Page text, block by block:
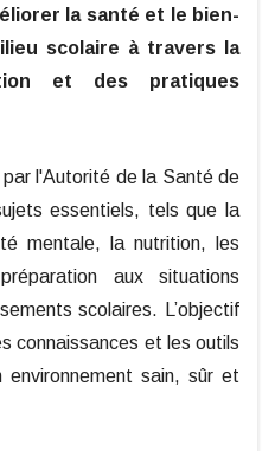
la santé et le bien-
scolaire à travers la
et des pratiques
par l'Autorité de la Santé de
essentiels, tels que la
mentale, la nutrition, les
aux situations
scolaires. L’objectif
connaissances et les outils
environnement sain, sûr et